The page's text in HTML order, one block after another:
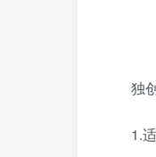
独
1.